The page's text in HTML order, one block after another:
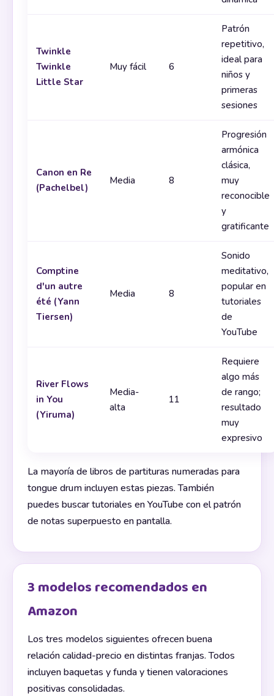
Twinkle
Twinkle
Little Star
Muy fácil 6
Patrón
repetitivo,
ideal para
niños y
primeras
sesiones
Canon en Re
(Pachelbel)
Media 8
Progresión
armónica
clásica,
muy
reconocible
y
gratificante
Comptine
d'un autre
été (Yann
Tiersen)
Media 8
Sonido
meditativo,
popular en
tutoriales
de
YouTube
River Flows
in You
(Yiruma)
Media-
alta
11
Requiere
algo más
de rango;
resultado
muy
expresivo
La mayoría de libros de partituras numeradas para
tongue drum incluyen estas piezas. También
puedes buscar tutoriales en YouTube con el patrón
de notas superpuesto en pantalla.
3 modelos recomendados en
Amazon
Los tres modelos siguientes ofrecen buena
relación calidad-precio en distintas franjas. Todos
incluyen baquetas y funda y tienen valoraciones
positivas consolidadas.